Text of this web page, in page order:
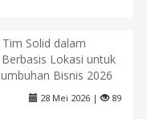
Solid dalam
Lokasi untuk
Bisnis 2026
28 Mei 2026 | 89